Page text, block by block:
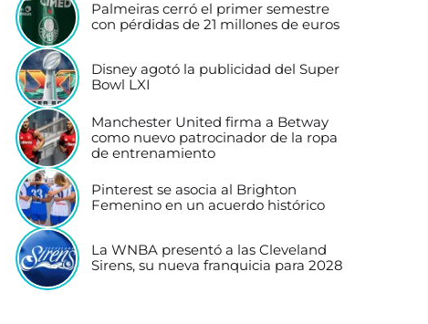
Palmeiras cerró el primer semestre
con pérdidas de 21 millones de euros
Disney agotó la publicidad del Super
Bowl LXI
Manchester United firma a Betway
como nuevo patrocinador de la ropa
de entrenamiento
Pinterest se asocia al Brighton
Femenino en un acuerdo histórico
La WNBA presentó a las Cleveland
Sirens, su nueva franquicia para 2028